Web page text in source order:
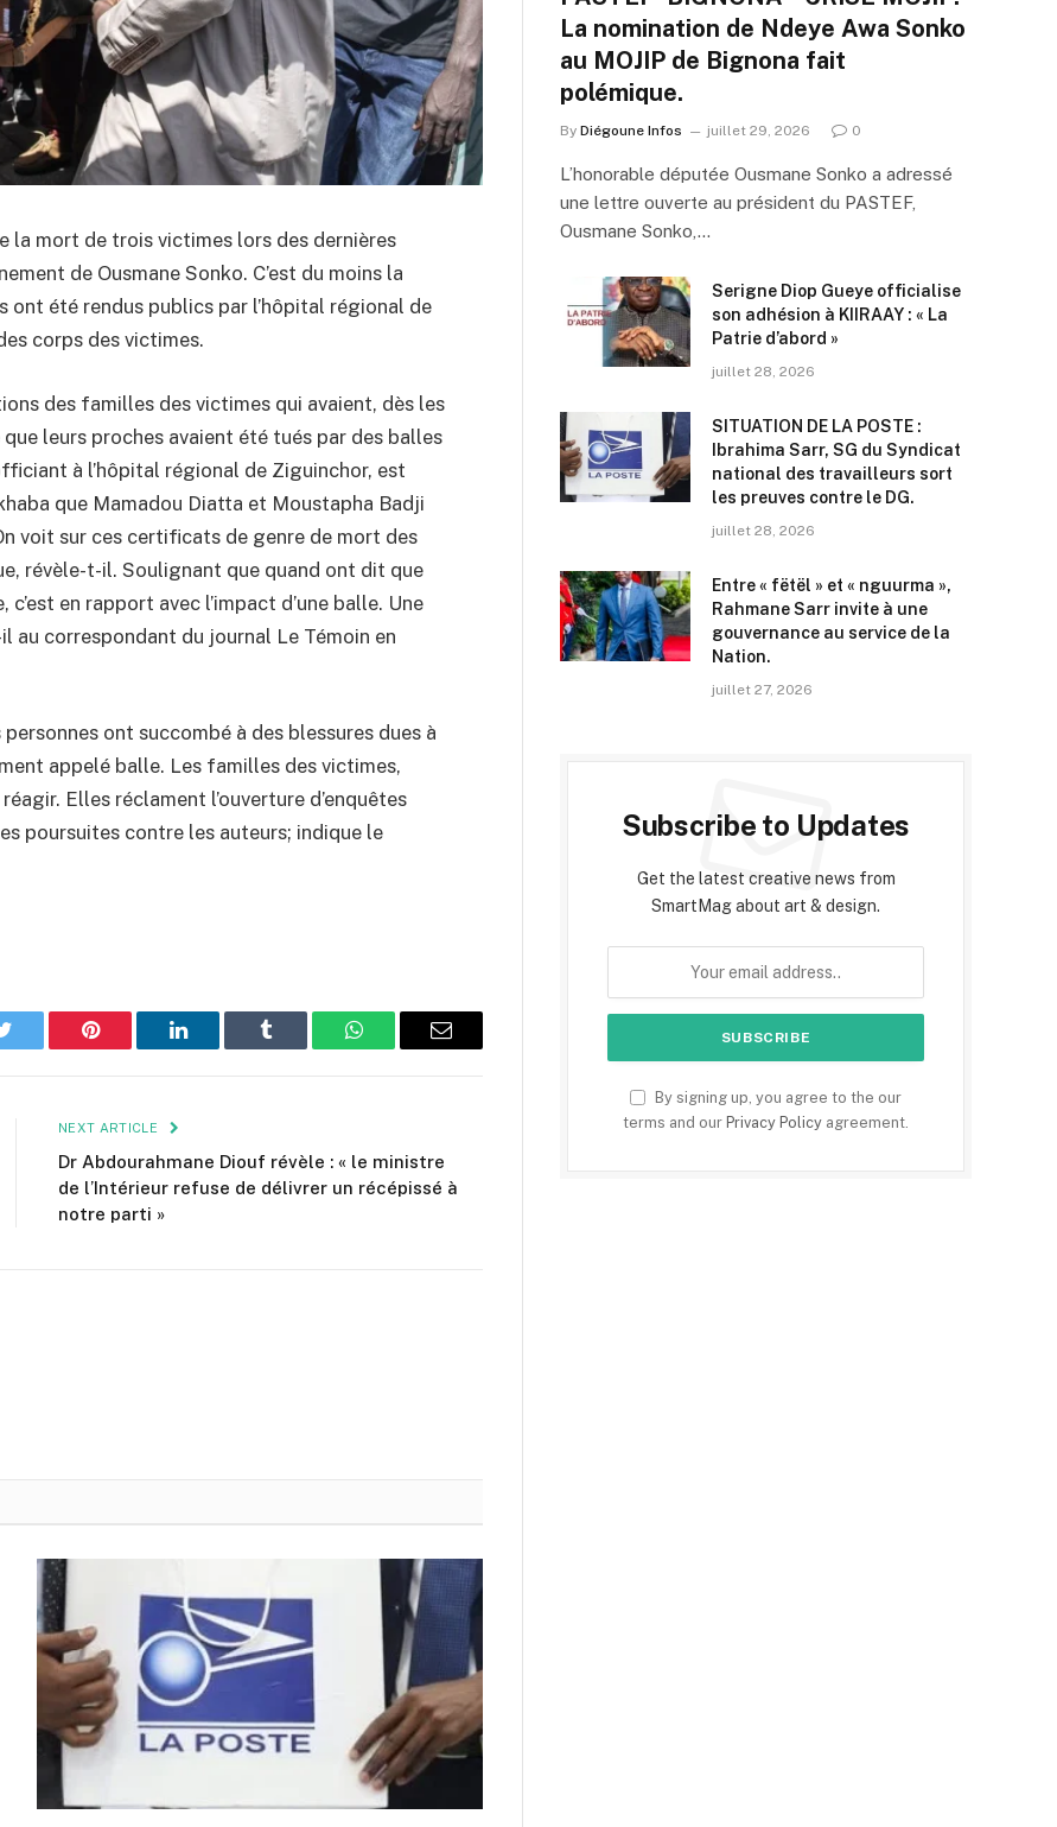
la mort de trois victimes lors des dernières
de Ousmane Sonko. C’est du moins la
été rendus publics par l’hôpital régional de
corps des victimes.
des familles des victimes qui avaient, dès les
leurs proches avaient été tués par des balles
à l’hôpital régional de Ziguinchor, est
que Mamadou Diatta et Moustapha Badji
voit sur ces certificats de genre de mort des
révèle-t-il. Soulignant que quand ont dit que
en rapport avec l’impact d’une balle. Une
au correspondant du journal Le Témoin en
ont succombé à des blessures dues à
appelé balle. Les familles des victimes,
Elles réclament l’ouverture d’enquêtes
poursuites contre les auteurs; indique le
Twitter Pinterest LinkedIn Tumblr WhatsAppEmail
NEXT ARTICLE
Dr Abdourahmane Diouf révèle : « le ministre
de l’Intérieur refuse de délivrer un récépissé à
notre parti »
La nomination de Ndeye Awa Sonko
au MOJIP de Bignona fait
polémique.
By Diégoune Infos juillet 29, 2026 0
L’honorable députée Ousmane Sonko a adressé
une lettre ouverte au président du PASTEF,
Ousmane Sonko,…
Serigne Diop Gueye officialise
son adhésion à KIIRAAY : « La
Patrie d’abord »
juillet 28, 2026
SITUATION DE LA POSTE :
Ibrahima Sarr, SG du Syndicat
national des travailleurs sort
les preuves contre le DG.
juillet 28, 2026
Entre « fëtël » et « nguurma »,
Rahmane Sarr invite à une
gouvernance au service de la
Nation.
juillet 27, 2026
Subscribe to Updates
Get the latest creative news from
SmartMag about art & design.
By signing up, you agree to the our
terms and our Privacy Policy agreement.